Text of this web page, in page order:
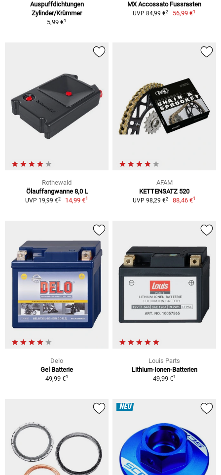
Auspuffdichtungen
Zylinder/Krümmer
5,99 €1
MX Accossato Fussrasten
UVP 84,99 €2 56,99 €1
Rothewald
Ölauffangwanne 8,0 L
UVP 19,99 €2 14,99 €1
AFAM
KETTENSATZ 520
UVP 98,29 €2 88,46 €1
Delo
Gel Batterie
49,99 €1
Louis Parts
Lithium-Ionen-Batterien
49,99 €1
NEU